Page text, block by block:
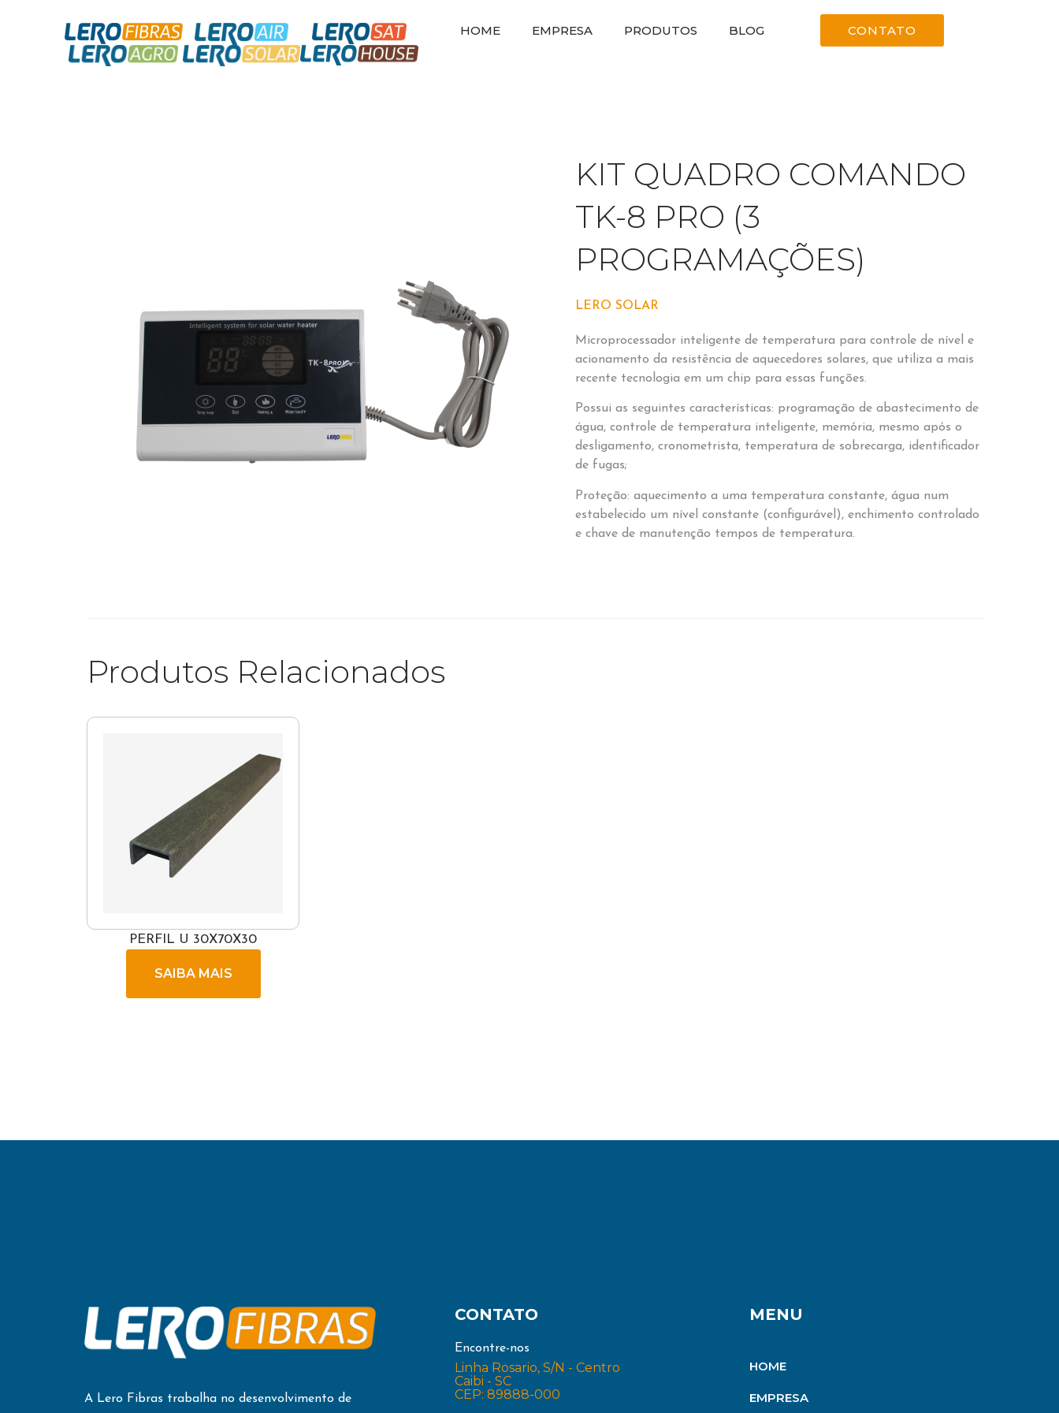
HOME EMPRESA PRODUTOS BLOG CONTATO
KIT QUADRO COMANDO
TK-8 PRO (3
PROGRAMAÇÕES)
LERO SOLAR
Microprocessador inteligente de temperatura para controle de nível e
acionamento da resistência de aquecedores solares, que utiliza a mais
recente tecnologia em um chip para essas funções.
Possui as seguintes características: programação de abastecimento de
água, controle de temperatura inteligente, memória, mesmo após o
desligamento, cronometrista, temperatura de sobrecarga, identificador
de fugas;
Proteção: aquecimento a uma temperatura constante, água num
estabelecido um nível constante (configurável), enchimento controlado
e chave de manutenção tempos de temperatura.
Produtos Relacionados
PERFIL U 30X70X30
SAIBA MAIS
A Lero Fibras trabalha no desenvolvimento de
CONTATO
Encontre-nos
Linha Rosario, S/N - Centro
Caibi - SC
CEP: 89888-000
MENU
HOME
EMPRESA